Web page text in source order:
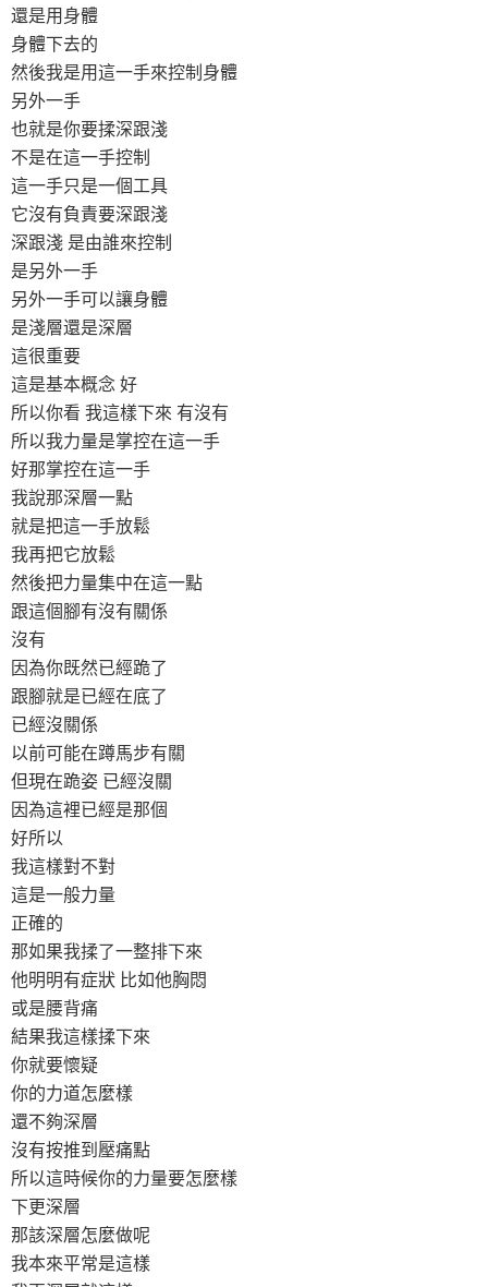
還是用身體
身體下去的
然後我是用這一手來控制身體
另外一手
也就是你要揉深跟淺
不是在這一手控制
這一手只是一個工具
它沒有負責要深跟淺
深跟淺 是由誰來控制
是另外一手
另外一手可以讓身體
是淺層還是深層
這很重要
這是基本概念 好
所以你看 我這樣下來 有沒有
所以我力量是掌控在這一手
好那掌控在這一手
我說那深層一點
就是把這一手放鬆
我再把它放鬆
然後把力量集中在這一點
跟這個腳有沒有關係
沒有
因為你既然已經跪了
跟腳就是已經在底了
已經沒關係
以前可能在蹲馬步有關
但現在跪姿 已經沒關
因為這裡已經是那個
好所以
我這樣對不對
這是一般力量
正確的
那如果我揉了一整排下來
他明明有症狀 比如他胸悶
或是腰背痛
結果我這樣揉下來
你就要懷疑
你的力道怎麼樣
還不夠深層
沒有按推到壓痛點
所以這時候你的力量要怎麼樣
下更深層
那該深層怎麼做呢
我本來平常是這樣